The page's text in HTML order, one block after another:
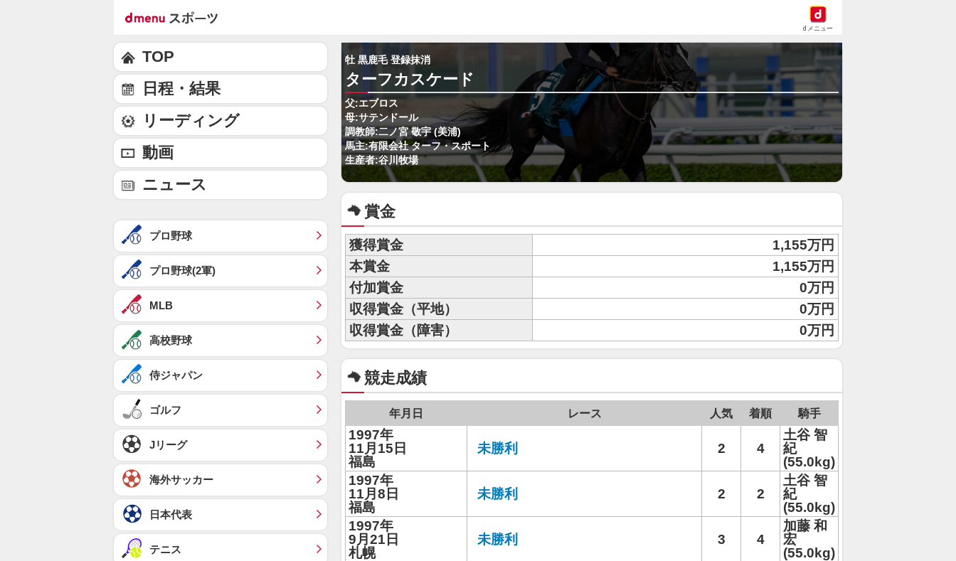
dメニュー
牡 黒鹿毛 登録抹消
ターフカスケード
父:エブロス
母:サテンドール
調教師:二ノ宮 敬宇 (美浦)
馬主:有限会社 ターフ・スポート
生産者:谷川牧場
賞金
獲得賞金
1,155万円
本賞金
1,155万円
付加賞金
0万円
収得賞金（平地）
0万円
収得賞金（障害）
0万円
競走成績
年月日 レース 人気 着順 騎手
1997年
11月15日
福島
未勝利 2 4
土谷 智
紀
(55.0kg)
1997年
11月8日
福島
未勝利 2 2
土谷 智
紀
(55.0kg)
1997年
9月21日
札幌
未勝利 3 4
加藤 和
宏
(55.0kg)
TOP
日程・結果
リーディング
動画
ニュース
プロ野球
プロ野球(2軍)
MLB
高校野球
侍ジャパン
ゴルフ
Jリーグ
海外サッカー
日本代表
テニス